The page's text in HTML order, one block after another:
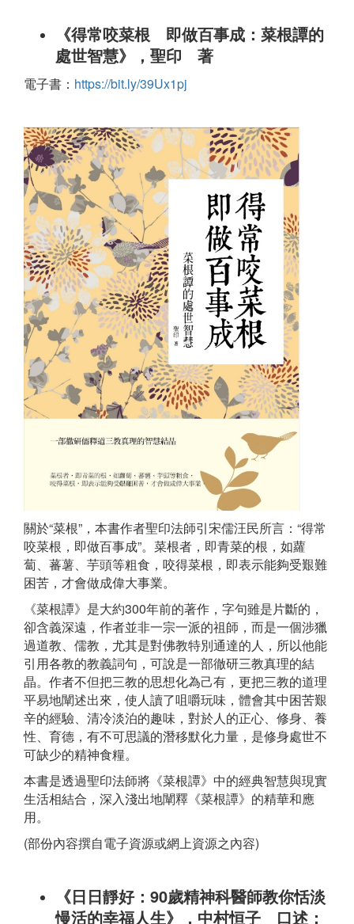
《得常咬菜根 即做百事成：菜根譚的
處世智慧》，聖印 著
電子書： https://bit.ly/39Ux1pj
關於“菜根”，本書作者聖印法師引宋儒汪民所言：“得常
咬菜根，即做百事成”。菜根者，即青菜的根，如蘿
蔔、蕃薯、芋頭等粗食，咬得菜根，即表示能夠受艱難
困苦，才會做成偉大事業。
《菜根譚》是大約300年前的著作，字句雖是片斷的，
卻含義深遠，作者並非一宗一派的祖師，而是一個涉獵
過道教、儒教，尤其是對佛教特別通達的人，所以他能
引用各教的教義詞句，可說是一部徹研三教真理的結
晶。作者不但把三教的思想化為己有，更把三教的道理
平易地闡述出來，使人讀了咀嚼玩味，體會其中困苦艱
辛的經驗、清冷淡泊的趣味，對於人的正心、修身、養
性、育德，有不可思議的潛移默化力量，是修身處世不
可缺少的精神食糧。
本書是透過聖印法師將《菜根譚》中的經典智慧與現實
生活相結合，深入淺出地闡釋《菜根譚》的精華和應
用。
(部份內容撰自電子資源或網上資源之內容)
《日日靜好：90歲精神科醫師教你恬淡
慢活的幸福人生》，中村恒子 口述；